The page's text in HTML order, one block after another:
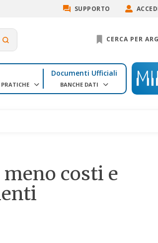
SUPPORTO
CERCA PER
PRATICHE
Documenti Ufficiali
BANCHE DATI
meno costi e